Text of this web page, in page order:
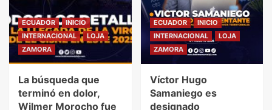
ECUADOR
INICIO
INTERNACIONAL
LOJA
ZAMORA
La búsqueda que
terminó en dolor,
Wilmer Morocho fue
ECUADOR
INICIO
INTERNACIONAL
LOJA
ZAMORA
Víctor Hugo
Samaniego es
designado